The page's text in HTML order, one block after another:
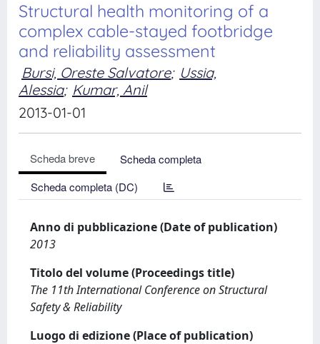
Structural health monitoring of a
complex cable-stayed footbridge
and reliability assessment
Bursi, Oreste Salvatore; Ussia,
Alessia; Kumar, Anil
2013-01-01
Scheda breve
Scheda completa
Scheda completa (DC)
Anno di pubblicazione (Date of publication)
2013
Titolo del volume (Proceedings title)
The 11th International Conference on Structural
Safety & Reliability
Luogo di edizione (Place of publication)